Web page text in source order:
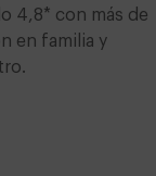
4,8* con más de
en familia y